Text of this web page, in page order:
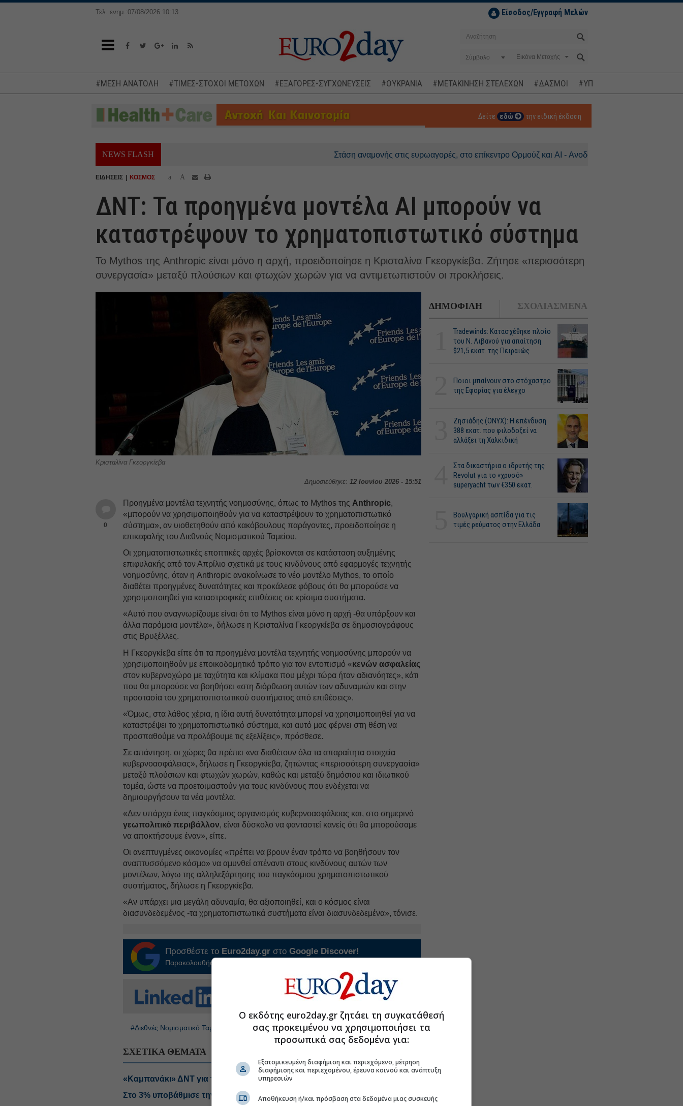
Τελ. ενημ.:07/08/2026 10:13 Είσοδος/Εγγραφή Μελών
Σύμβολο
#ΜΕΣΗ ΑΝΑΤΟΛΗ #ΤΙΜΕΣ-ΣΤΟΧΟΙ ΜΕΤΟΧΩΝ #ΕΞΑΓΟΡΕΣ-ΣΥΓΧΩΝΕΥΣΕΙΣ #ΟΥΚΡΑΝΙΑ #ΜΕΤΑΚΙΝΗΣΗ ΣΤΕΛΕΧΩΝ #ΔΑΣΜΟΙ #ΥΠΟΚΛΟΠΕΣ
Δείτε εδώ την ειδική έκδοση
NEWS FLASH Στάση αναμονής στις ευρωαγορές, στο επίκεντρο Ορμούζ και AI - Ανοδος 0,3% για τον DAX
ΕΙΔΗΣΕΙΣ ΚΟΣΜΟΣ a A
ΔΝΤ: Τα προηγμένα μοντέλα ΑΙ μπορούν να
καταστρέψουν το χρηματοπιστωτικό σύστημα
Το Mythos της Anthropic είναι μόνο η αρχή, προειδοποίησε η Κρισταλίνα Γκεοργκίεβα. Ζήτησε «περισσότερη
συνεργασία» μεταξύ πλούσιων και φτωχών χωρών για να αντιμετωπιστούν οι προκλήσεις.
Κρισταλίνα Γκεοργκίεβα
Δημοσιεύθηκε: 12 Ιουνίου 2026 - 15:51
0
Προηγμένα μοντέλα τεχνητής νοημοσύνης, όπως το Mythos της Anthropic,
«μπορούν να χρησιμοποιηθούν για να καταστρέψουν το χρηματοπιστωτικό
σύστημα», αν υιοθετηθούν από κακόβουλους παράγοντες, προειδοποίησε η
επικεφαλής του Διεθνούς Νομισματικού Ταμείου.
Οι χρηματοπιστωτικές εποπτικές αρχές βρίσκονται σε κατάσταση αυξημένης
επιφυλακής από τον Απρίλιο σχετικά με τους κινδύνους από εφαρμογές τεχνητής
νοημοσύνης, όταν η Anthropic ανακοίνωσε το νέο μοντέλο Mythos, το οποίο
διαθέτει προηγμένες δυνατότητες και προκάλεσε φόβους ότι θα μπορούσε να
χρησιμοποιηθεί για καταστροφικές επιθέσεις σε κρίσιμα συστήματα.
«Αυτό που αναγνωρίζουμε είναι ότι το Mythos είναι μόνο η αρχή -θα υπάρξουν και
άλλα παρόμοια μοντέλα», δήλωσε η Κρισταλίνα Γκεοργκίεβα σε δημοσιογράφους
στις Βρυξέλλες.
Η Γκεοργκίεβα είπε ότι τα προηγμένα μοντέλα τεχνητής νοημοσύνης μπορούν να
χρησιμοποιηθούν με εποικοδομητικό τρόπο για τον εντοπισμό «κενών ασφαλείας
στον κυβερνοχώρο με ταχύτητα και κλίμακα που μέχρι τώρα ήταν αδιανόητες», κάτι
που θα μπορούσε να βοηθήσει «στη διόρθωση αυτών των αδυναμιών και στην
προστασία του χρηματοπιστωτικού συστήματος από επιθέσεις».
«Όμως, στα λάθος χέρια, η ίδια αυτή δυνατότητα μπορεί να χρησιμοποιηθεί για να
καταστρέψει το χρηματοπιστωτικό σύστημα, και αυτό μας φέρνει στη θέση να
προσπαθούμε να προλάβουμε τις εξελίξεις», πρόσθεσε.
Σε απάντηση, οι χώρες θα πρέπει «να διαθέτουν όλα τα απαραίτητα στοιχεία
κυβερνοασφάλειας», δήλωσε η Γκεοργκίεβα, ζητώντας «περισσότερη συνεργασία»
μεταξύ πλούσιων και φτωχών χωρών, καθώς και μεταξύ δημόσιου και ιδιωτικού
τομέα, ώστε να προετοιμαστούν για τους κινδύνους που ενδέχεται να
δημιουργήσουν τα νέα μοντέλα.
«Δεν υπάρχει ένας παγκόσμιος οργανισμός κυβερνοασφάλειας και, στο σημερινό
γεωπολιτικό περιβάλλον, είναι δύσκολο να φανταστεί κανείς ότι θα μπορούσαμε
να αποκτήσουμε έναν», είπε.
Οι ανεπτυγμένες οικονομίες «πρέπει να βρουν έναν τρόπο να βοηθήσουν τον
αναπτυσσόμενο κόσμο» να αμυνθεί απέναντι στους κινδύνους αυτών των
μοντέλων, λόγω της αλληλεξάρτησης του παγκόσμιου χρηματοπιστωτικού
συστήματος, δήλωσε η Γκεοργκίεβα.
«Αν υπάρχει μια μεγάλη αδυναμία, θα αξιοποιηθεί, και ο κόσμος είναι
διασυνδεδεμένος -τα χρηματοπιστωτικά συστήματα είναι διασυνδεδεμένα», τόνισε.
Προσθέστε το Euro2day.gr στοGoogle Discover!
Παρακολουθήστε τις εξελίξεις με την υπογραφη εγκυρότητας του Euro2day.gr
FOLLOW US
#Διεθνές Νομισματικό Ταμείο, ΔΝΤ #Τεχνητή Νοημοσύνη
ΣΧΕΤΙΚΑ ΘΕΜΑΤΑ
«Καμπανάκι» ΔΝΤ για το δημόσιο χρέος στην Ευρώπη
Στο 3% υποβάθμισε την παγκόσμια ανάπτυξη για το 2026 το ΔΝΤ
ΔΗΜΟΦΙΛΗ ΣΧΟΛΙΑΣΜΕΝΑ
Tradewinds: Κατασχέθηκε πλοίο
του Ν. Λιβανού για απαίτηση
$21,5 εκατ. της Πειραιώς
Ποιοι μπαίνουν στο στόχαστρο
της Εφορίας για έλεγχο
Ζησιάδης (ONYX): Η επένδυση
388 εκατ. που φιλοδοξεί να
αλλάξει τη Χαλκιδική
Στα δικαστήρια ο ιδρυτής της
Revolut για το «χρυσό»
superyacht των €350 εκατ.
Βουλγαρική ασπίδα για τις
τιμές ρεύματος στην Ελλάδα
Ο εκδότης euro2day.gr ζητάει τη συγκατάθεσή
σας προκειμένου να χρησιμοποιήσει τα
προσωπικά σας δεδομένα για:
Εξατομικευμένη διαφήμιση και περιεχόμενο, μέτρηση
διαφήμισης και περιεχομένου, έρευνα κοινού και ανάπτυξη
υπηρεσιών
Αποθήκευση ή/και πρόσβαση στα δεδομένα μιας συσκευής